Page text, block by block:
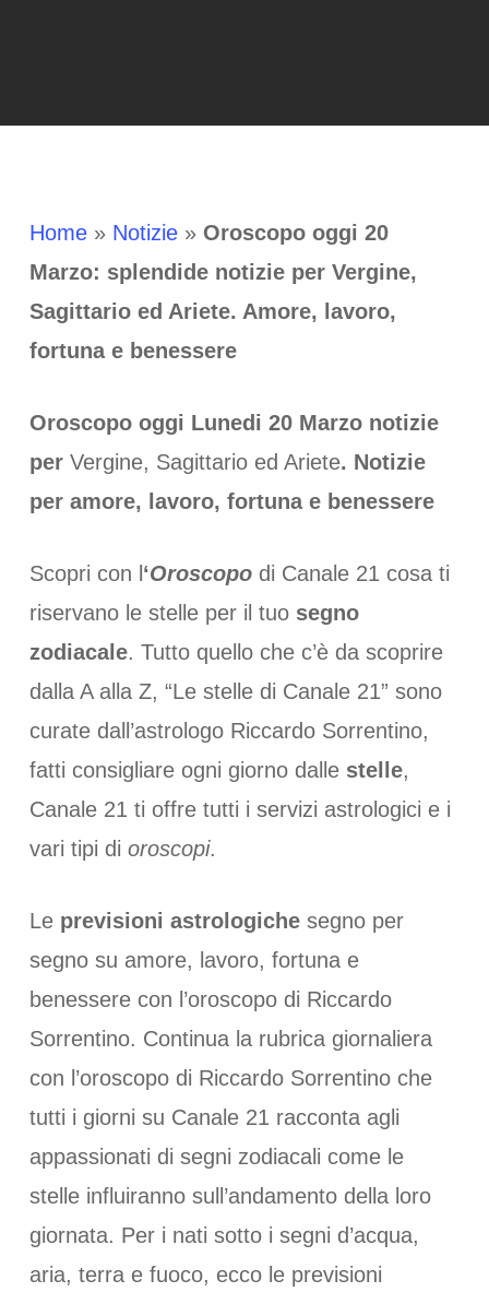
Home» Notizie» Oroscopo oggi 20
Marzo: splendide notizie per Vergine,
Sagittario ed Ariete. Amore, lavoro,
fortuna e benessere
Oroscopo oggi Lunedi 20 Marzo notizie
per Vergine, Sagittario ed Ariete. Notizie
per amore, lavoro, fortuna e benessere
Scopri con l ‘Oroscopodi Canale 21 cosa ti
riservano le stelle per il tuo segno
zodiacale. Tutto quello che c’è da scoprire
dalla A alla Z, “Le stelle di Canale 21” sono
curate dall’astrologo Riccardo Sorrentino,
fatti consigliare ogni giorno dalle stelle,
Canale 21 ti offre tutti i servizi astrologici e i
vari tipi di oroscopi.
Le previsioni astrologichesegno per
segno su amore, lavoro, fortuna e
benessere con l’oroscopo di Riccardo
Sorrentino. Continua la rubrica giornaliera
con l’oroscopo di Riccardo Sorrentino che
tutti i giorni su Canale 21 racconta agli
appassionati di segni zodiacali come le
stelle influiranno sull’andamento della loro
giornata. Per i nati sotto i segni d’acqua,
aria, terra e fuoco, ecco le previsioni